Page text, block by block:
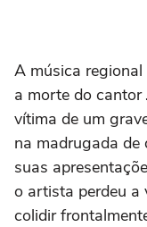
A música
a morte do cantor
vítima de um
na madrugada de
suas
o artista perdeu a
colidir